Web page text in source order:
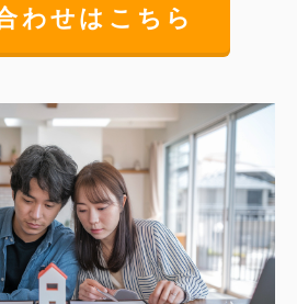
わせはこちら